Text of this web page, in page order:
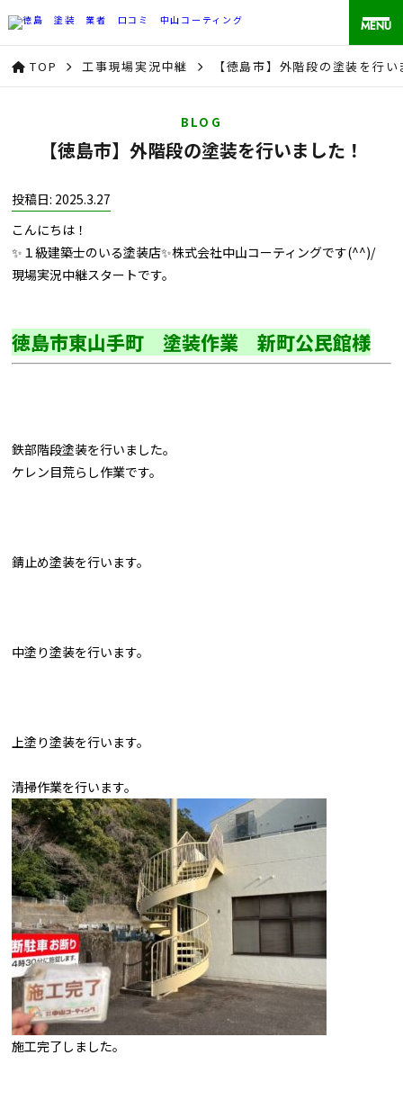
MENU
TOP 工事現場実況中継 【徳島市】外階段の塗装を行
BLOG
【徳島市】外階段の塗装を行いました！
投稿日: 2025.3.27
こんにちは！
✨１級建築士のいる塗装店✨株式会社中山コーティングです(^^)/
現場実況中継スタートです。
徳島市東山手町 塗装作業 新町公民館様
鉄部階段塗装を行いました。
ケレン目荒らし作業です。
錆止め塗装を行います。
中塗り塗装を行います。
上塗り塗装を行います。
清掃作業を行います。
施工完了しました。